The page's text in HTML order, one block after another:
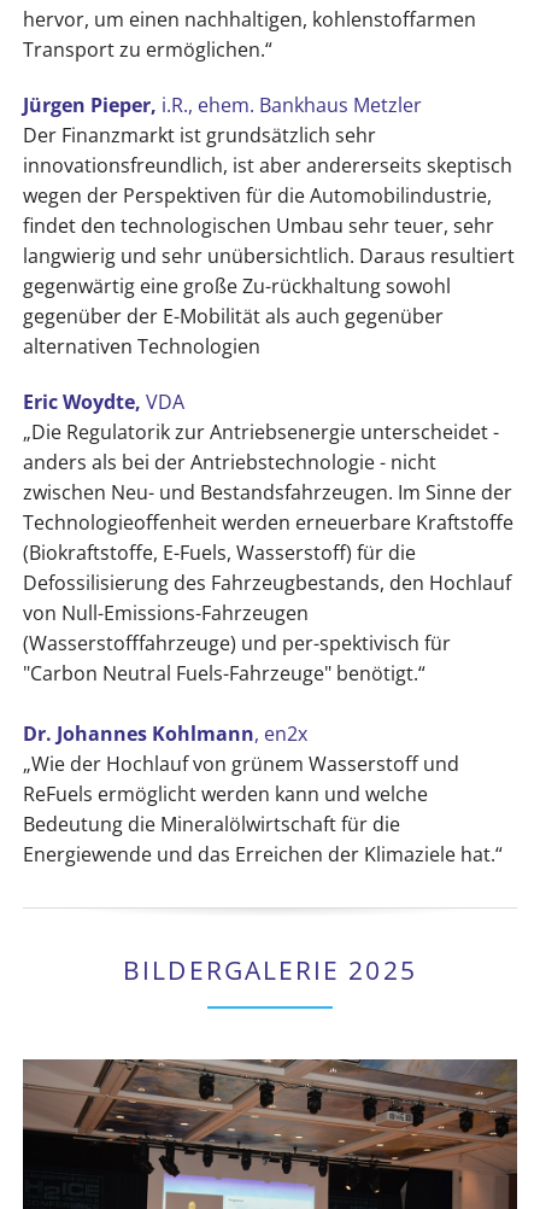
hervor, um einen nachhaltigen, kohlenstoffarmen
Transport zu ermöglichen.“
Jürgen Pieper, i.R., ehem. Bankhaus Metzler
Der Finanzmarkt ist grundsätzlich sehr
innovationsfreundlich, ist aber andererseits skeptisch
wegen der Perspektiven für die Automobilindustrie,
findet den technologischen Umbau sehr teuer, sehr
langwierig und sehr unübersichtlich. Daraus resultiert
gegenwärtig eine große Zu-rückhaltung sowohl
gegenüber der E-Mobilität als auch gegenüber
alternativen Technologien
Eric Woydte, VDA
„Die Regulatorik zur Antriebsenergie unterscheidet -
anders als bei der Antriebstechnologie - nicht
zwischen Neu- und Bestandsfahrzeugen. Im Sinne der
Technologieoffenheit werden erneuerbare Kraftstoffe
(Biokraftstoffe, E-Fuels, Wasserstoff) für die
Defossilisierung des Fahrzeugbestands, den Hochlauf
von Null-Emissions-Fahrzeugen
(Wasserstofffahrzeuge) und per-spektivisch für
"Carbon Neutral Fuels-Fahrzeuge" benötigt.“
Dr. Johannes Kohlmann, en2x
„Wie der Hochlauf von grünem Wasserstoff und
ReFuels ermöglicht werden kann und welche
Bedeutung die Mineralölwirtschaft für die
Energiewende und das Erreichen der Klimaziele hat.“
BILDERGALERIE 2025